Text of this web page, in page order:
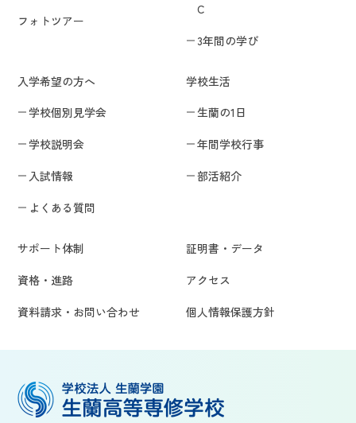
フォトツアー
C
3年間の学び
入学希望の方へ
学校個別見学会
学校説明会
入試情報
よくある質問
学校生活
生蘭の1日
年間学校行事
部活紹介
サポート体制
資格・進路
資料請求・お問い合わせ
証明書・データ
アクセス
個人情報保護方針